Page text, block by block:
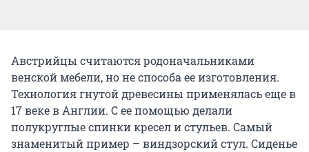
Австрийцы считаются родоначальниками
венской мебели, но не способа ее изготовления.
Технология гнутой древесины применялась еще в
17 веке в Англии. С ее помощью делали
полукруглые спинки кресел и стульев. Самый
знаменитый пример – виндзорский стул. Сиденье